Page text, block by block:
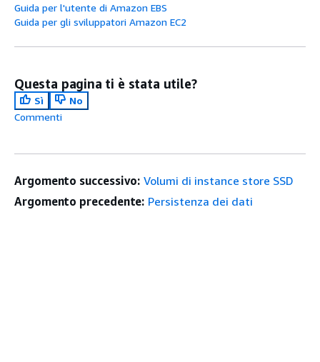
Guida per l'utente di Amazon EBS
Guida per gli sviluppatori Amazon EC2
Questa pagina ti è stata utile?
Sì
No
Commenti
Argomento successivo: Volumi di instance store SSD
Argomento precedente: Persistenza dei dati